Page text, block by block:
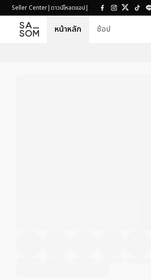
Seller Center| ดาวน์โหลดแอป|
หน้าหลัก ช้อป